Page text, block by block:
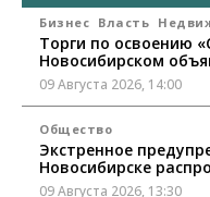
Бизнес Власть
Торги по освоению
Новосибирском
09 Августа 2026, 14:00
Общество
Экстренное
Новосибирске
09 Августа 2026, 13:30